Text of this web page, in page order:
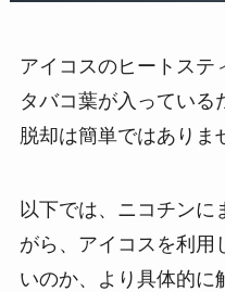
アイコスのヒートステ
タバコ葉が入っている
脱却は簡単ではありま
以下では、ニコチンに
がら、アイコスを利用
いのか、より具体的に